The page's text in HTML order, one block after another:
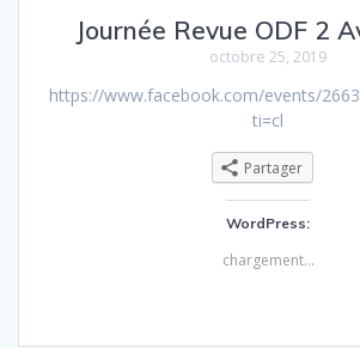
Journée Revue ODF 2
octobre 25, 2019
https://www.facebook.com/events/
ti=cl
Partager
WordPress:
chargement…